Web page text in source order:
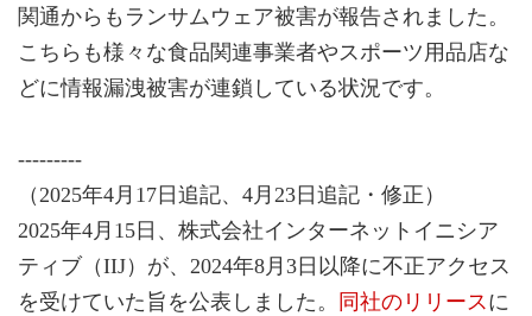
関通からもランサムウェア被害が報告されました。
こちらも様々な食品関連事業者やスポーツ用品店な
どに情報漏洩被害が連鎖している状況です。
---------
（2025年4月17日追記、4月23日追記・修正）
2025年4月15日、株式会社インターネットイニシア
ティブ（IIJ）が、2024年8月3日以降に不正アクセス
を受けていた旨を公表しました。
同社のリリースに